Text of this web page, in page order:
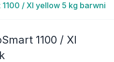
/ XI yellow 5 kg barwnik
1100 / XI